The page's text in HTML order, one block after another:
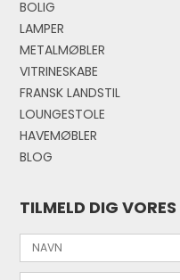
BOLIG
LAMPER
METALMØBLER
VITRINESKABE
FRANSK LANDSTIL
LOUNGESTOLE
HAVEMØBLER
BLOG
TILMELD DIG